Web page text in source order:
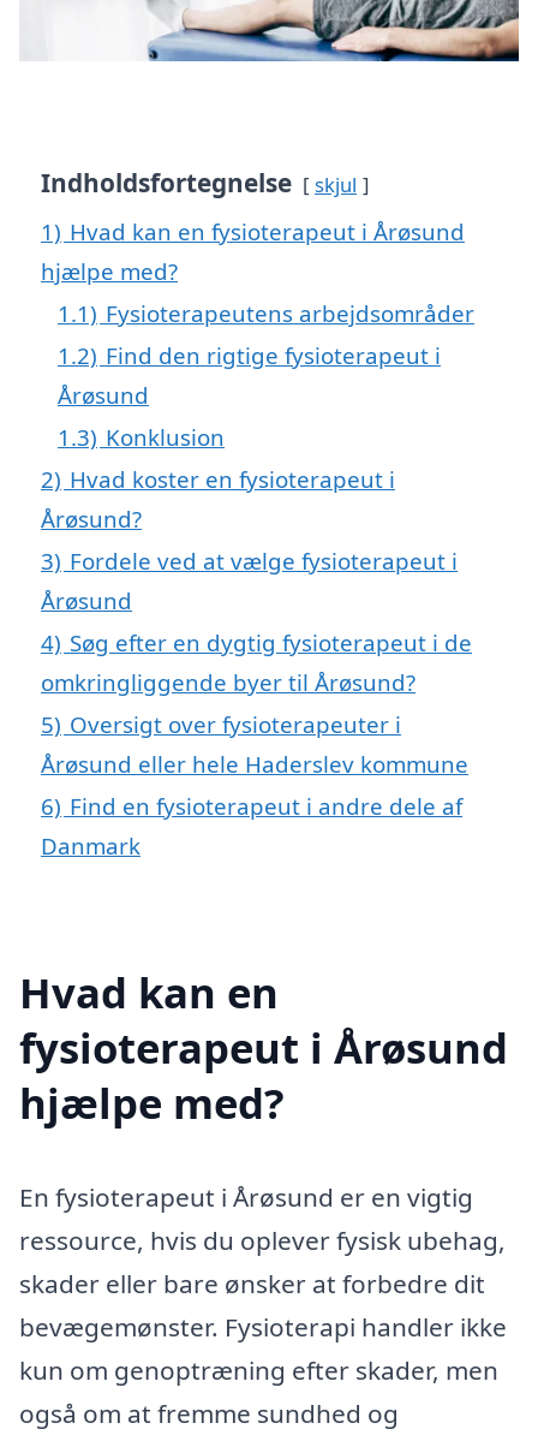
Indholdsfortegnelse skjul
1) Hvad kan en fysioterapeut i Årøsund
hjælpe med?
1.1) Fysioterapeutens arbejdsområder
1.2) Find den rigtige fysioterapeut i
Årøsund
1.3) Konklusion
2) Hvad koster en fysioterapeut i
Årøsund?
3) Fordele ved at vælge fysioterapeut i
Årøsund
4) Søg efter en dygtig fysioterapeut i de
omkringliggende byer til Årøsund?
5) Oversigt over fysioterapeuter i
Årøsund eller hele Haderslev kommune
6) Find en fysioterapeut i andre dele af
Danmark
Hvad kan en
fysioterapeut i Årøsund
hjælpe med?
En fysioterapeut i Årøsund er en vigtig
ressource, hvis du oplever fysisk ubehag,
skader eller bare ønsker at forbedre dit
bevægemønster. Fysioterapi handler ikke
kun om genoptræning efter skader, men
også om at fremme sundhed og